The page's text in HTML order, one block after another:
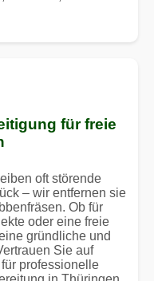
für freie
oft störende
– wir entfernen sie
Ob für
oder eine freie
gründliche und
Sie auf
professionelle